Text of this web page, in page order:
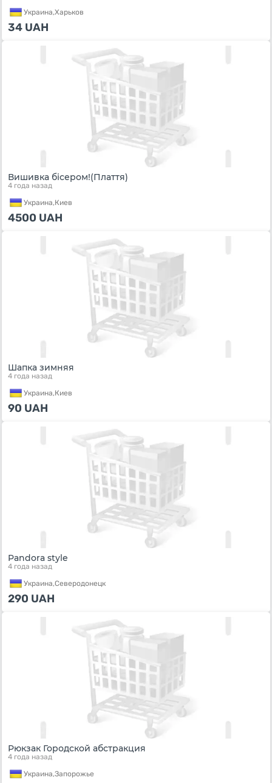
Украина,Харьков
34 UAH
Вишивка бісером!(Плаття)
4 года назад
Украина,Киев
4500 UAH
Шапка зимняя
4 года назад
Украина,Киев
90 UAH
Pandora style
4 года назад
Украина,Северодонецк
290 UAH
Рюкзак Городской абстракция
4 года назад
Украина,Запорожье